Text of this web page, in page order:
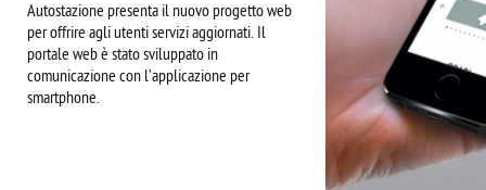
Autostazione presenta il nuovo progetto web
per offrire agli utenti servizi aggiornati. Il
portale web è stato sviluppato in
comunicazione con l’applicazione per
smartphone.